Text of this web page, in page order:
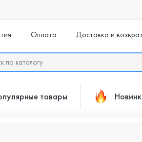
Оплата Доставка и
товары